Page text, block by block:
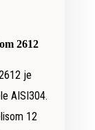
2612
je
AISI304.
12